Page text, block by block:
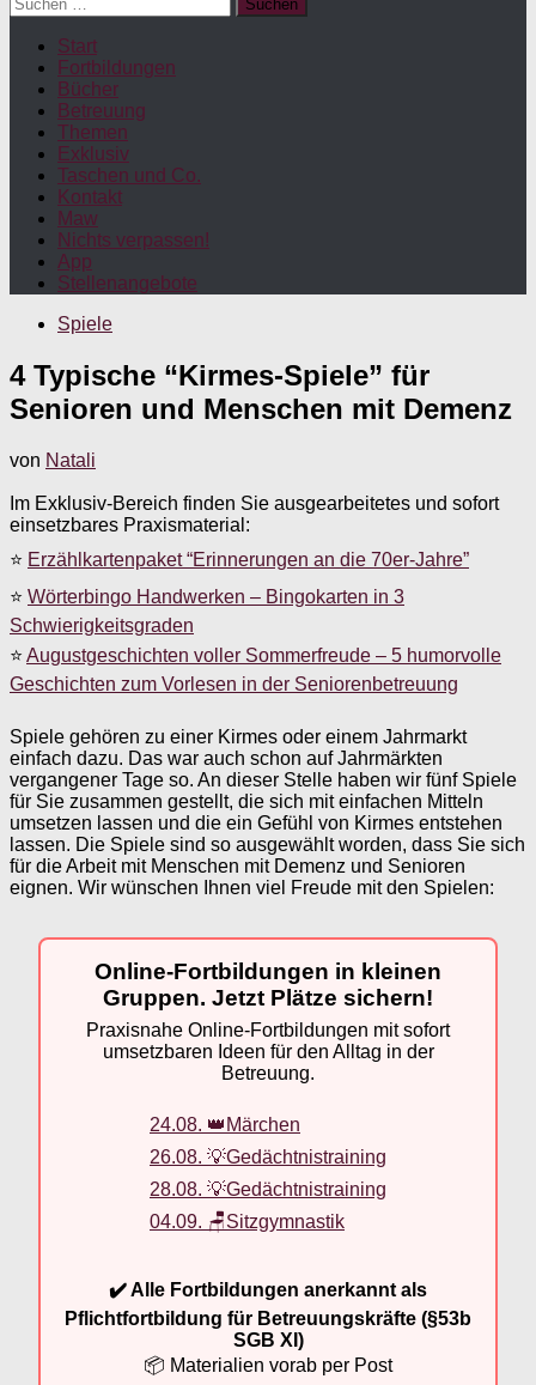
nach:
Start
Fortbildungen
Bücher
Betreuung
Themen
Exklusiv
Taschen und Co.
Kontakt
Maw
Nichts verpassen!
App
Stellenangebote
Spiele
4 Typische “Kirmes-Spiele” für
Senioren und Menschen mit Demenz
von Natali
Im Exklusiv-Bereich finden Sie ausgearbeitetes und sofort
einsetzbares Praxismaterial:
⭐ Erzählkartenpaket “Erinnerungen an die 70er-Jahre”
⭐ Wörterbingo Handwerken – Bingokarten in 3
Schwierigkeitsgraden
⭐ Augustgeschichten voller Sommerfreude – 5 humorvolle
Geschichten zum Vorlesen in der Seniorenbetreuung
Spiele gehören zu einer Kirmes oder einem Jahrmarkt
einfach dazu. Das war auch schon auf Jahrmärkten
vergangener Tage so. An dieser Stelle haben wir fünf Spiele
für Sie zusammen gestellt, die sich mit einfachen Mitteln
umsetzen lassen und die ein Gefühl von Kirmes entstehen
lassen. Die Spiele sind so ausgewählt worden, dass Sie sich
für die Arbeit mit Menschen mit Demenz und Senioren
eignen. Wir wünschen Ihnen viel Freude mit den Spielen:
Online-Fortbildungen in kleinen
Gruppen. Jetzt Plätze sichern!
Praxisnahe Online-Fortbildungen mit sofort
umsetzbaren Ideen für den Alltag in der
Betreuung.
24.08. 👑Märchen
26.08. 💡Gedächtnistraining
28.08. 💡Gedächtnistraining
04.09. 🪑Sitzgymnastik
✔️ Alle Fortbildungen anerkannt als
Pflichtfortbildung für Betreuungskräfte (§53b
SGB XI)
📦 Materialien vorab per Post